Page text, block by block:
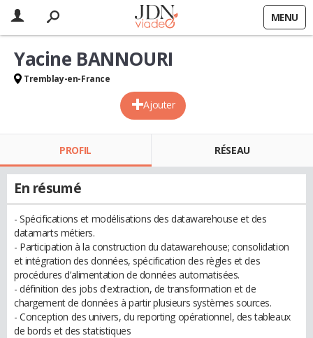
MENU
Ajouter
Yacine BANNOURI
Tremblay-en-France
PROFIL RÉSEAU
En résumé
- Spécifications et modélisations des datawarehouse et des
datamarts métiers.
- Participation à la construction du datawarehouse; consolidation
et intégration des données, spécification des règles et des
procédures d’alimentation de données automatisées.
- définition des jobs d'extraction, de transformation et de
chargement de données à partir plusieurs systèmes sources.
- Conception des univers, du reporting opérationnel, des tableaux
de bords et des statistiques